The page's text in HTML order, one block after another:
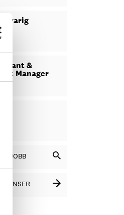
&
Manager
JOBB